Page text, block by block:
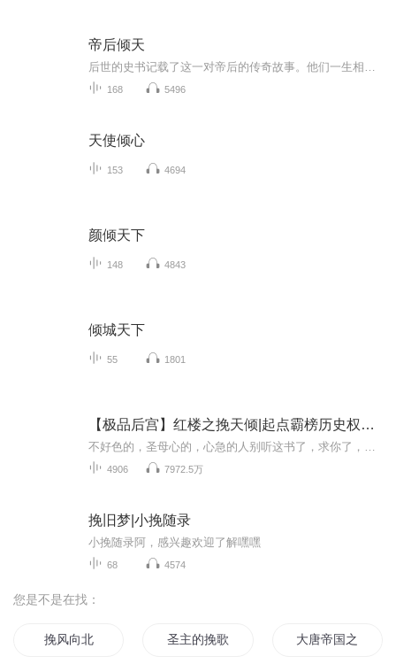
帝后倾天
168 5496
天使倾心
153 4694
颜倾天下
148 4843
倾城天下
55 1801
【极品后宫】红楼之挽天倾|起点霸榜历史权谋|多人有声剧
4906 7972.5万
挽旧梦|小挽随录
小挽随录阿，感兴趣欢迎了解嘿嘿
68 4574
您是不是在找：
挽风向北 圣主的挽歌 大唐帝国之力挽